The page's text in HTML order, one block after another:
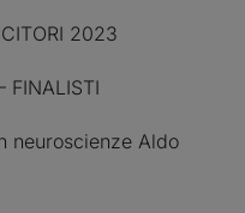
2023
FINALISTI
neuroscienze Aldo